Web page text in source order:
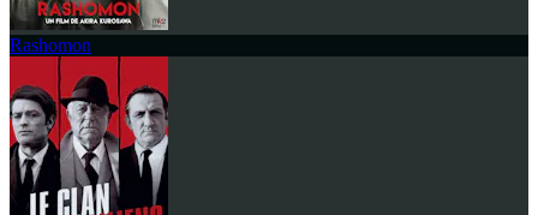
Rashomon